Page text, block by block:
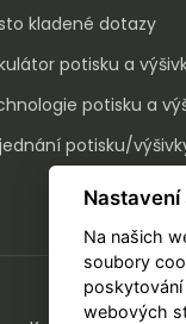
kladené dotazy
potisku a
potisku a
potisku/
Na našich
soubory
webových